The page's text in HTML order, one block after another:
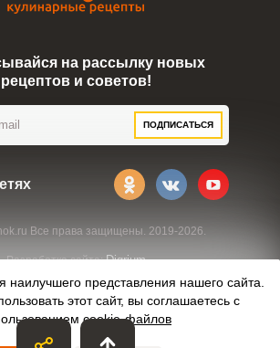
Все права защищены. 2019-2026.
Разработка сайта:Digrium
на рассылку новых
рецептов и советов!
ПОДПИСАТЬСЯ
представления нашего сайта.
этот сайт, вы соглашаетесь с
cookie-файлов